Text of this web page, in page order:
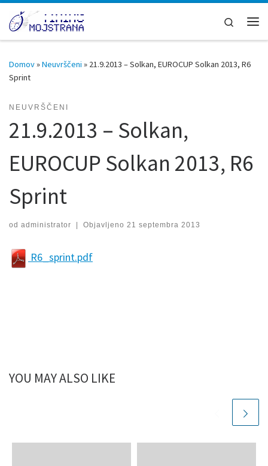
Skoči na vsebino
Search
Domov»Neuvrščeni » 21.9.2013 – Solkan, EUROCUP Solkan 2013, R6
Sprint
NEUVRŠČENI
21.9.2013 – Solkan,
EUROCUP Solkan 2013, R6
Sprint
od administrator | Objavljeno 21 septembra 2013
R6_sprint.pdf
YOU MAY ALSO LIKE